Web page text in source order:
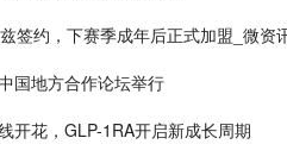
签约，下赛季成年后正式加盟_微资
国地方合作论坛举行
开花，GLP-1RA开启新成长周期